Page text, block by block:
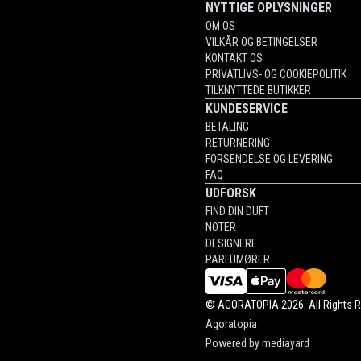
NYTTIGE OPLYSNINGER
OM OS
VILKÅR OG BETINGELSER
KONTAKT OS
PRIVATLIVS- OG COOKIEPOLITIK
TILKNYTTEDE BUTIKKER
KUNDESERVICE
BETALING
RETURNERING
FORSENDELSE OG LEVERING
FAQ
UDFORSK
FIND DIN DUFT
NOTER
DESIGNERE
PARFUMØRER
© AGORATOPIA 2026. All Rights
Agoratopia
Powered bymediayard